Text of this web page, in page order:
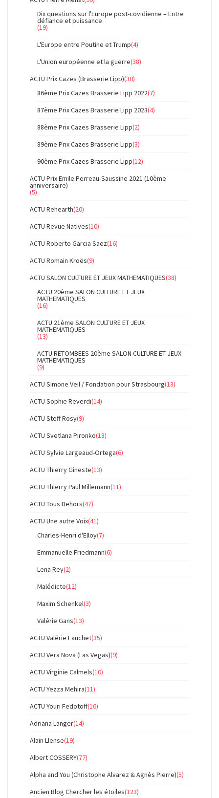
Dix questions sur l'Europe post-covidienne – Entre
défiance et puissance
(19)
L'Europe entre Poutine et Trump(4)
L'Union européenne et la guerre(38)
ACTU Prix Cazes (Brasserie Lipp)(30)
86ème Prix Cazes Brasserie Lipp 2022(7)
87ème Prix Cazes Brasserie Lipp 2023(4)
88ème Prix Cazes Brasserie Lipp(2)
89ème Prix Cazes Brasserie Lipp(3)
90ème Prix Cazes Brasserie Lipp(12)
ACTU Prix Emile Perreau-Saussine 2021 (10ème
anniversaire)
(5)
ACTU Rehearth(20)
ACTU Revue Natives(10)
ACTU Roberto Garcia Saez(16)
ACTU Romain Kroës(9)
ACTU SALON CULTURE ET JEUX MATHEMATIQUES(38)
ACTU 20ème SALON CULTURE ET JEUX
MATHEMATIQUES
(16)
ACTU 21ème SALON CULTURE ET JEUX
MATHEMATIQUES
(13)
ACTU RETOMBEES 20ème SALON CULTURE ET JEUX
MATHEMATIQUES
(9)
ACTU Simone Veil / Fondation pour Strasbourg(13)
ACTU Sophie Reverdi(14)
ACTU Steff Rosy(9)
ACTU Svetlana Pironko(13)
ACTU Sylvie Largeaud-Ortega(6)
ACTU Thierry Gineste(13)
ACTU Thierry Paul Millemann(11)
ACTU Tous Dehors(47)
ACTU Une autre Voix(41)
Charles-Henri d'Elloy(7)
Emmanuelle Friedmann(6)
Lena Rey(2)
Malédicte(12)
Maxim Schenkel(3)
Valérie Gans(13)
ACTU Valérie Fauchet(35)
ACTU Vera Nova (Las Vegas)(9)
ACTU Virginie Calmels(10)
ACTU Yezza Mehira(11)
ACTU Youri Fedotoff(16)
Adriana Langer(14)
Alain Llense(19)
Albert COSSERY(77)
Alpha and You (Christophe Alvarez & Agnès Pierre)(5)
Ancien Blog Chercher les étoiles(123)